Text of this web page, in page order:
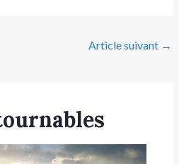
Article suivant →